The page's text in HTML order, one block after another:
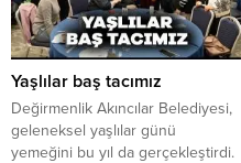
bildirilmesi üzerine savcılık İşler
hakkında “suçu ve suçluyu övme”
suçundan soruşturma başlattı.
Savcılık, şüphelinin tespitine
yönelik yapılan araştırma
neticesinde...
Yaşlılar baş tacımız
Değirmenlik Akıncılar Belediyesi,
geleneksel yaşlılar günü
yemeğini bu yıl da gerçekleştirdi.